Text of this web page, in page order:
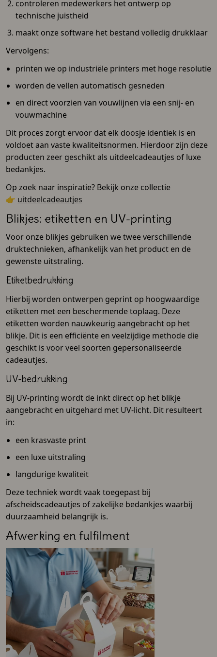
controleren medewerkers het ontwerp op
technische juistheid
maakt onze software het bestand volledig drukklaar
Vervolgens:
printen we op industriële printers met hoge resolutie
worden de vellen automatisch gesneden
en direct voorzien van vouwlijnen via een snij- en
vouwmachine
Dit proces zorgt ervoor dat elk doosje identiek is en
voldoet aan vaste kwaliteitsnormen. Hierdoor zijn deze
producten zeer geschikt als uitdeelcadeautjes of luxe
bedankjes.
Op zoek naar inspiratie? Bekijk onze collectie
👉 uitdeelcadeautjes
Blikjes: etiketten en UV-printing
Voor onze blikjes gebruiken we twee verschillende
druktechnieken, afhankelijk van het product en de
gewenste uitstraling.
Etiketbedrukking
Hierbij worden ontwerpen geprint op hoogwaardige
etiketten met een beschermende toplaag. Deze
etiketten worden nauwkeurig aangebracht op het
blikje. Dit is een efficiënte en veelzijdige methode die
geschikt is voor veel soorten gepersonaliseerde
cadeautjes.
UV-bedrukking
Bij UV-printing wordt de inkt direct op het blikje
aangebracht en uitgehard met UV-licht. Dit resulteert
in:
een krasvaste print
een luxe uitstraling
langdurige kwaliteit
Deze techniek wordt vaak toegepast bij
afscheidscadeautjes of zakelijke bedankjes waarbij
duurzaamheid belangrijk is.
Afwerking en fulfilment